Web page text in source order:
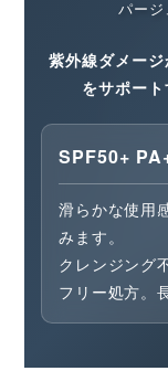
パー
紫外線ダメー
をサポー
SPF50+
滑らかな使用
みます。
クレンジング
フリー処方。